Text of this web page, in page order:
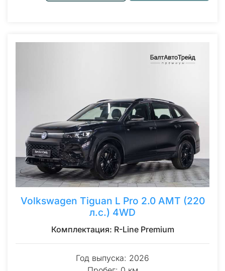
Volkswagen Tiguan L Pro 2.0 AMT (220
л.с.) 4WD
Комплектация: R-Line Premium
Год выпуска: 2026